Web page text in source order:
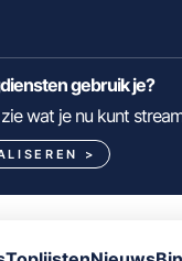
Prime Video
NPO Start
Pathé Thuis
gebruik je?
wat je nu kunt
>